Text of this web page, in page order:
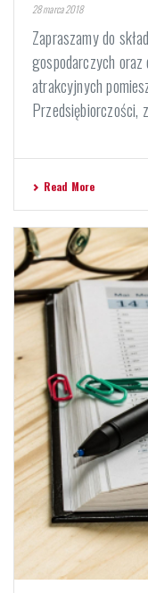
28 marca 2018
Zapraszamy do
gospodarczych oraz
atrakcyjnych
Przedsiębiorczości,
Read More